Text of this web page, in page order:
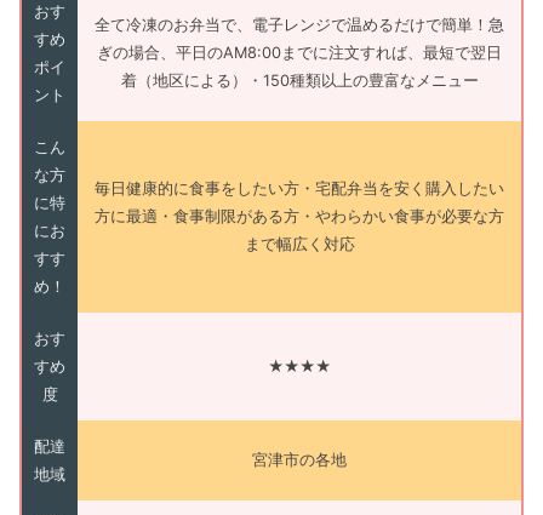
おす
すめ
ポイ
ント
全て冷凍のお弁当で、電子レンジで温めるだけで簡単！急
ぎの場合、平日のAM8:00までに注文すれば、最短で翌日
着（地区による）・150種類以上の豊富なメニュー
こん
な方
に特
にお
すす
め！
毎日健康的に食事をしたい方・宅配弁当を安く購入したい
方に最適・食事制限がある方・やわらかい食事が必要な方
まで幅広く対応
おす
すめ
度
★★★★
配達
地域
宮津市の各地